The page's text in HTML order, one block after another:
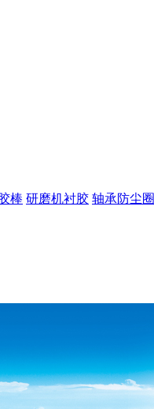
棒 研磨机衬胶 轴承防尘圈